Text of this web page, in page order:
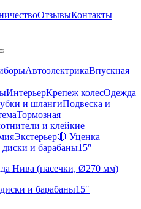
ОтзывыКонтакты
АвтоэлектрикаВпускная
ИнтерьерКрепеж колесОдежда
и шлангиПодвеска и
Тормозная
и клейкие
Экстерьер🔴 Уценка
и барабаны15″
и барабаны15″